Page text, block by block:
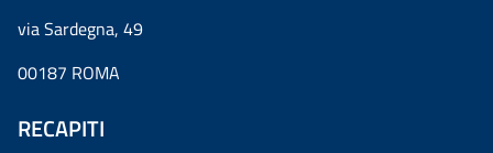
via Sardegna, 49
00187 ROMA
RECAPITI